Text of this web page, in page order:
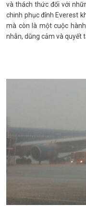
và thách thức đối với
chinh phục đỉnh Everest
mà còn là một cuộc
nhẫn, dũng cảm và quyết